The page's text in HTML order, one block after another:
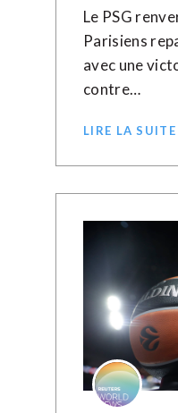
Le PSG
Parisiens
avec une
contre…
LIRE LA